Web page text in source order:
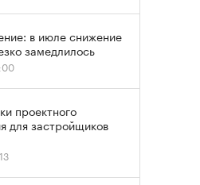
в июле снижение
замедлилось
проектного
для застройщиков